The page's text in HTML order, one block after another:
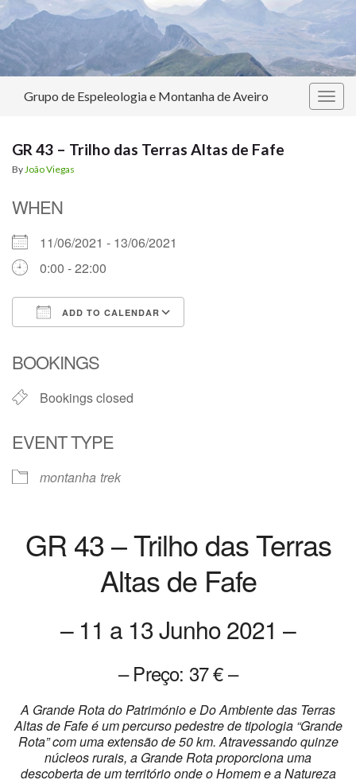
Grupo de Espeleologia e Montanha de Aveiro
GR 43 – Trilho das Terras Altas de Fafe
By João Viegas
WHEN
11/06/2021 - 13/06/2021
0:00 - 22:00
ADD TO CALENDAR
BOOKINGS
Bookings closed
EVENT TYPE
montanha trek
GR 43 – Trilho das Terras
Altas de Fafe
– 11 a 13 Junho 2021 –
– Preço: 37 € –
A Grande Rota do Património e Do Ambiente das Terras
Altas de Fafe é um percurso pedestre de tipologia “Grande
Rota” com uma extensão de 50 km.Atravessando quinze
núcleos rurais, a Grande Rota proporciona uma
descoberta de um território onde o Homem e a Natureza